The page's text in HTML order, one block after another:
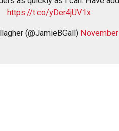
https://t.co/yDer4jUV1x
(@JamieBGall)